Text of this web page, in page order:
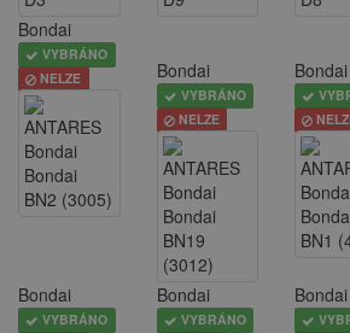
Bondai
VYBRÁNO
NELZE
Bondai
VYBRÁNO
NELZE
Bondai
Bondai
VYBRÁNO
Bondai
VYBRÁNO
Bondai